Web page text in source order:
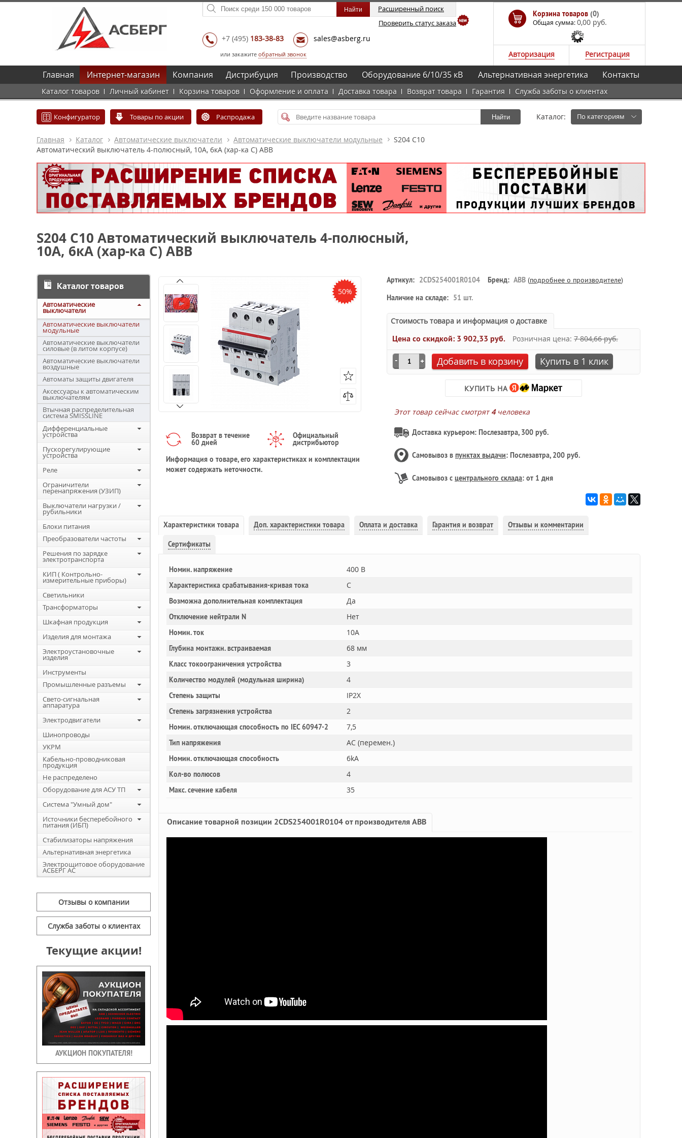
Расширенный поиск
Проверить статус заказа
+7 (495) 183-38-83 sales@asberg.ru
или закажите обратный звонок
Корзина товаров (0)
Общая сумма:0,00 руб.
Авторизация Регистрация
Главная Интернет-магазин
Каталог товаров Личный кабинет Корзина товаров Оформление и оплата Доставка товара Возврат товара Гарантия Служба заботы о клиентах
Компания Дистрибуция Производство Оборудование 6/10/35 кВ Альтернативная энергетика Контакты
Конфигуратор Товары по акции Распродажа Найти Каталог: По категориям
Главная Каталог Автоматические выключатели Автоматические выключатели модульные
S204 C10
Автоматический выключатель 4-полюсный, 10А, 6кА (хар-ка C) ABB
S204 C10 Автоматический выключатель 4-полюсный,
10А, 6кА (хар-ка C) ABB
Каталог товаров
Автоматические
выключатели
Автоматические выключатели
модульные
Автоматические выключатели
силовые (в литом корпусе)
Автоматические выключатели
воздушные
Автоматы защиты двигателя
Аксессуары к автоматическим
выключателям
Втычная распределительная
система SMISSLINE
Дифференциальные
устройства
Пускорегулирующие
устройства
Реле
Ограничители
перенапряжения (УЗИП)
Выключатели нагрузки /
рубильники
Блоки питания
Преобразователи частоты
Решения по зарядке
электротранспорта
КИП ( Контрольно-
измерительные приборы)
Светильники
Трансформаторы
Шкафная продукция
Изделия для монтажа
Электроустановочные
изделия
Инструменты
Промышленные разъемы
Свето-сигнальная
аппаратура
Электродвигатели
Шинопроводы
УКРМ
Кабельно-проводниковая
продукция
Не распределено
Оборудование для АСУ ТП
Система "Умный дом"
Источники бесперебойного
питания (ИБП)
Стабилизаторы напряжения
Альтернативная энергетика
Электрощитовое оборудование
АСБЕРГ АС
Отзывы о компании
Служба заботы о клиентах
Текущие акции!
АУКЦИОН ПОКУПАТЕЛЯ!
50%
Возврат в течение
60 дней
Официальный
дистрибьютор
Информация о товаре, его характеристиках и комплектации
может содержать неточности.
Артикул: 2CDS254001R0104 Бренд: ABB (подробнее о производителе)
Наличие на складе: 51 шт.
Стоимость товара и информация о доставке
Цена со скидкой: 3 902,33 руб. Розничная цена: 7 804,66 руб.
Добавить в корзину Купить в 1 клик
КУПИТЬ НА
Этот товар сейчас смотрят 4человека
Доставка курьером: Послезавтра, 300 руб.
Самовывоз в пунктах выдачи: Послезавтра, 200 руб.
Самовывоз с центрального склада: от 1 дня
Характеристики товара Доп. характеристики товара Оплата и доставка Гарантия и возврат Отзывы и комментарии
Сертификаты
Номин. напряжение 400 В
Характеристика срабатывания-кривая тока C
Возможна дополнительная комплектация Да
Отключение нейтрали N Нет
Номин. ток 10A
Глубина монтажн. встраиваемая 68 мм
Класс токоограничения устройства 3
Количество модулей (модульная ширина) 4
Степень защиты IP2X
Степень загрязнения устройства 2
Номин. отключающая способность по IEC 60947-2 7,5
Тип напряжения AC (перемен.)
Номин. отключающая способность 6kA
Кол-во полюсов 4
Макс. сечение кабеля 35
Описание товарной позиции 2CDS254001R0104 от производителя ABB